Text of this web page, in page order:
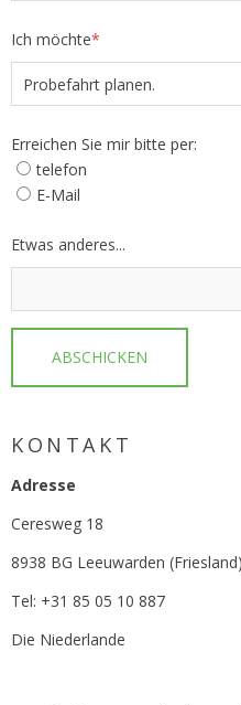
Ich möchte*
Erreichen Sie mir bitte per:
telefon
E-Mail
Etwas anderes...
ABSCHICKEN
KONTAKT
Adresse
Ceresweg 18
8938 BG Leeuwarden (Friesland)
Tel: +31 85 05 10 887
Die Niederlande